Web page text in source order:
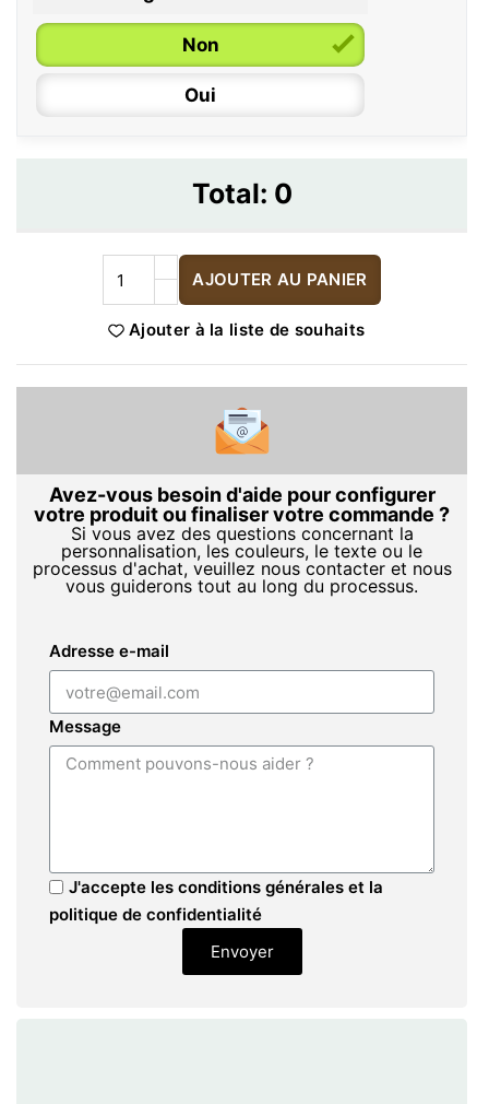
Non
Oui
Total: 0
AJOUTER AU PANIER
Ajouter à la liste de souhaits
Avez-vous besoin d'aide pour configurer
votre produit ou finaliser votre commande ?
Si vous avez des questions concernant la
personnalisation, les couleurs, le texte ou le
processus d'achat, veuillez nous contacter et nous
vous guiderons tout au long du processus.
Adresse e-mail
Message
J'accepte les conditions générales et la
politique de confidentialité
Envoyer